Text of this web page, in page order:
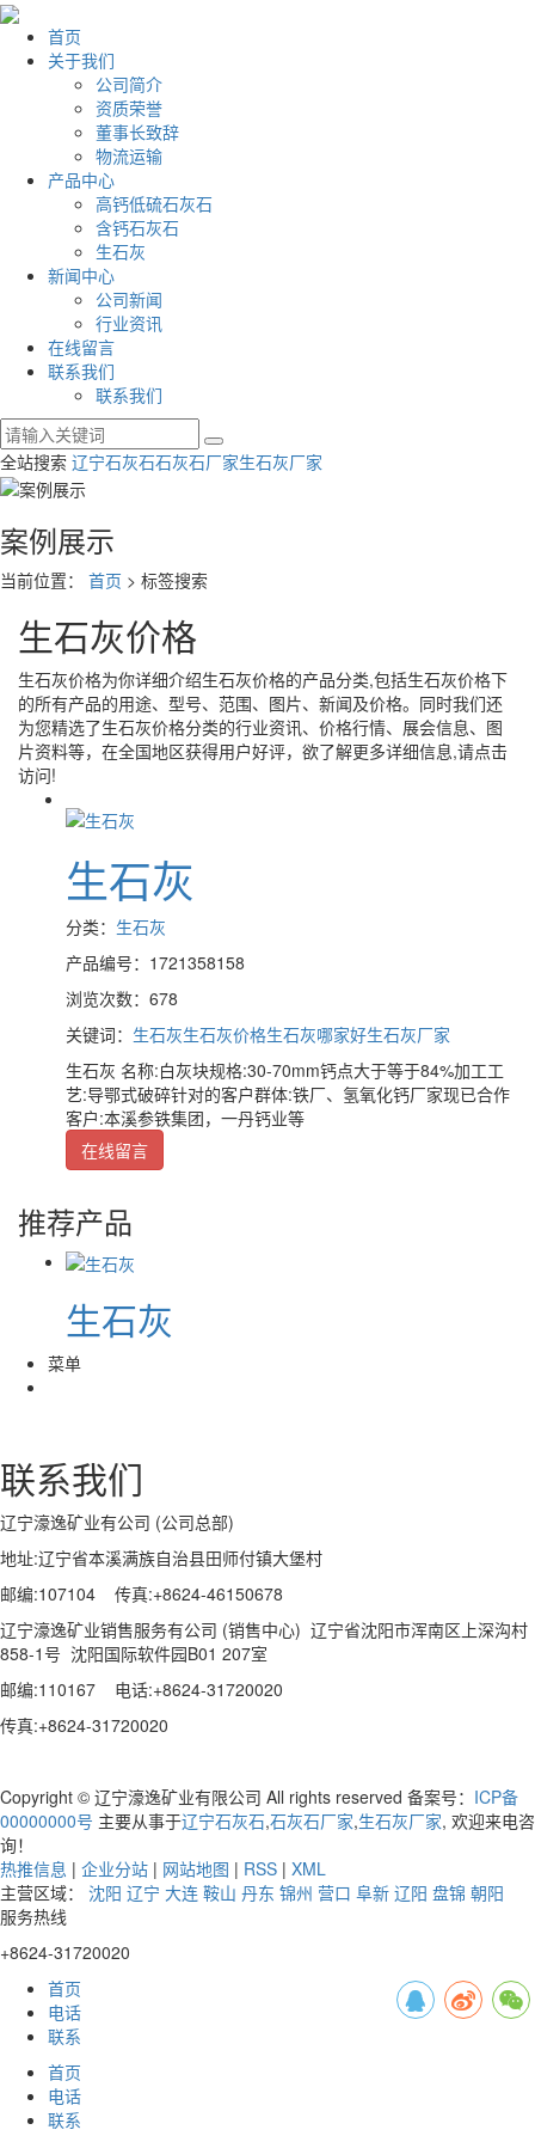
首页
关于我们
公司简介
资质荣誉
董事长致辞
物流运输
产品中心
高钙低硫石灰石
含钙石灰石
生石灰
新闻中心
公司新闻
行业资讯
在线留言
联系我们
联系我们
全站搜索 辽宁石灰石石灰石厂家生石灰厂家
案例展示
当前位置： 首页 > 标签搜索
生石灰价格
生石灰价格为你详细介绍生石灰价格的产品分类,包括生石灰价格下
的所有产品的用途、型号、范围、图片、新闻及价格。同时我们还
为您精选了生石灰价格分类的行业资讯、价格行情、展会信息、图
片资料等，在全国地区获得用户好评，欲了解更多详细信息,请点击
访问!
生石灰
分类： 生石灰
产品编号：1721358158
浏览次数：678
关键词： 生石灰生石灰价格生石灰哪家好生石灰厂家
生石灰 名称:白灰块规格:30-70mm钙点大于等于84%加工工
艺:导鄂式破碎针对的客户群体:铁厂、氢氧化钙厂家现已合作
客户:本溪参铁集团，一丹钙业等
在线留言
推荐产品
生石灰
菜单
联系我们
辽宁濠逸矿业有公司 (公司总部)
地址:辽宁省本溪满族自治县田师付镇大堡村
邮编:107104 传真:+8624-46150678
辽宁濠逸矿业销售服务有公司 (销售中心) 辽宁省沈阳市浑南区上深沟村
858-1号 沈阳国际软件园B01 207室
邮编:110167 电话:+8624-31720020
传真:+8624-31720020
Copyright © 辽宁濠逸矿业有限公司 All rights reserved 备案号： ICP备
00000000号 主要从事于辽宁石灰石,石灰石厂家,生石灰厂家, 欢迎来电咨
询！
热推信息 | 企业分站 | 网站地图 | RSS | XML
主营区域： 沈阳 辽宁 大连 鞍山 丹东 锦州 营口 阜新 辽阳 盘锦 朝阳
服务热线
+8624-31720020
首页
电话
联系
首页
电话
联系